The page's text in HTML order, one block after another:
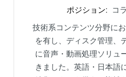
ポジション:
コ
技術系コンテンツ分野に
を有し、ディスク管理、
に音声・動画処理ソリュ
きました。英語・日本語